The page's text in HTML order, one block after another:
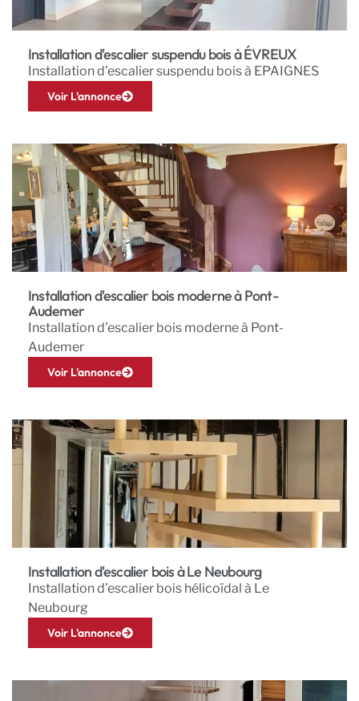
Installation d'escalier suspendu bois à ÉVREUX
Installation d’escalier suspendu bois à EPAIGNES
Voir L'annonce
Installation d'escalier bois moderne à Pont-
Audemer
Installation d’escalier bois moderne à Pont-
Audemer
Voir L'annonce
Installation d'escalier bois à Le Neubourg
Installation d’escalier bois hélicoïdal à Le
Neubourg
Voir L'annonce